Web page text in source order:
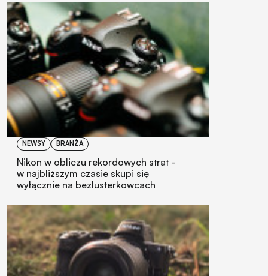
NEWSY BRANŻA
Nikon w obliczu rekordowych strat -
w najbliższym czasie skupi się
wyłącznie na bezlusterkowcach